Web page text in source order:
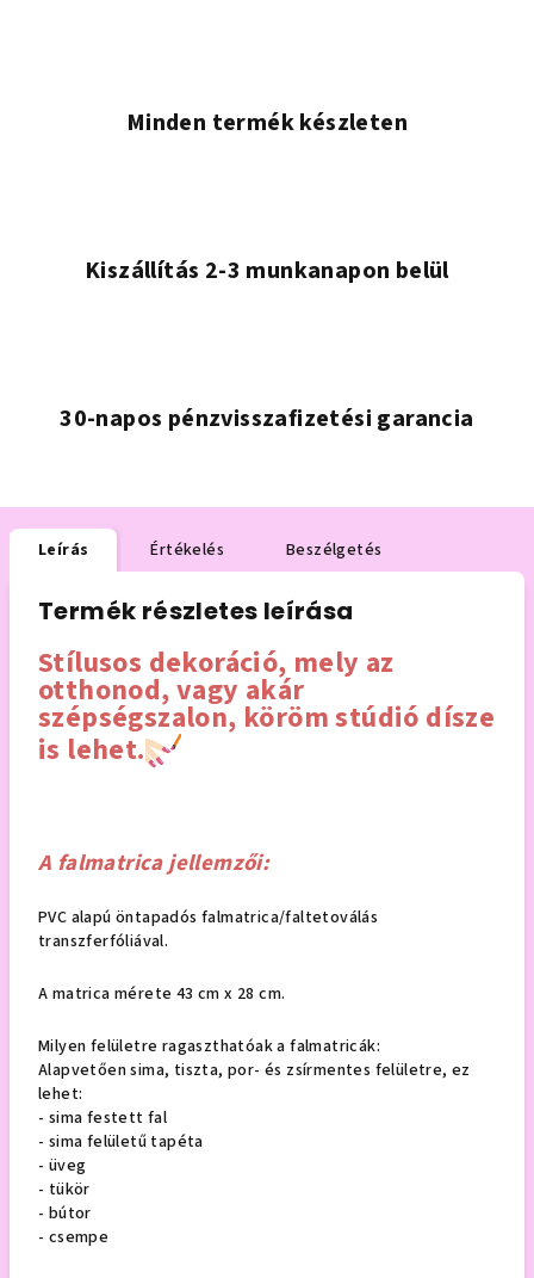
Minden termék készleten
Kiszállítás 2-3 munkanapon belül
30-napos pénzvisszafizetési garancia
Leírás Értékelés Beszélgetés
Termék részletes leírása
Stílusos dekoráció, mely az
otthonod, vagy akár
szépségszalon, köröm stúdió dísze
is lehet.
A falmatrica jellemzői:
PVC alapú öntapadós falmatrica/faltetoválás
transzferfóliával.
A matrica mérete 43 cm x 28 cm.
Milyen felületre ragaszthatóak a falmatricák:
Alapvetően sima, tiszta, por- és zsírmentes felületre, ez
lehet:
- sima festett fal
- sima felületű tapéta
- üveg
- tükör
- bútor
- csempe